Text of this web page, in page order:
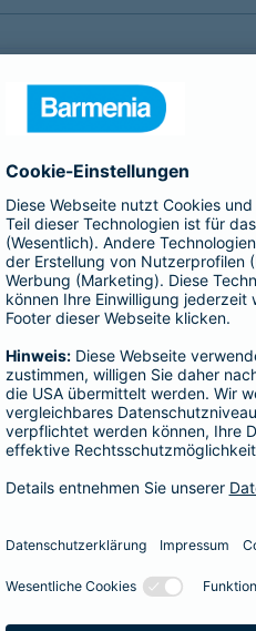
für eine
SBU Premiumbietet eine
fürs Leben.
erstklassigen Preis-